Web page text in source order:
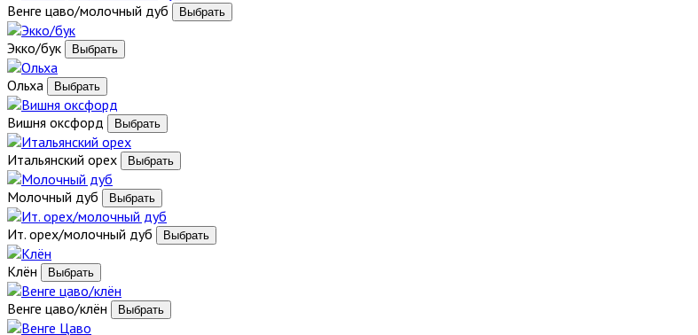
Венге цаво/молочный дуб
Экко/бук
Ольха
Вишня оксфорд
Итальянский орех
Молочный дуб
Ит. орех/молочный дуб
Клён
Венге цаво/клён